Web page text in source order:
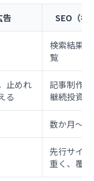
告 SEO（検
検索結果
覧
止めれ
る
記事制作
継続投資
数か月〜
先行サイ
重く、覆